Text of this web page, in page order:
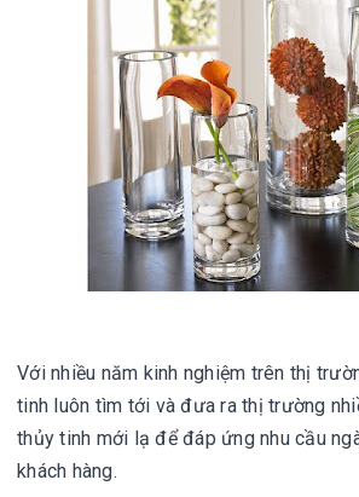
Với nhiều năm kinh nghiệm trên thị
tinh luôn tìm tới và đưa ra thị trường
thủy tinh mới lạ để đáp ứng nhu cầu
khách hàng.